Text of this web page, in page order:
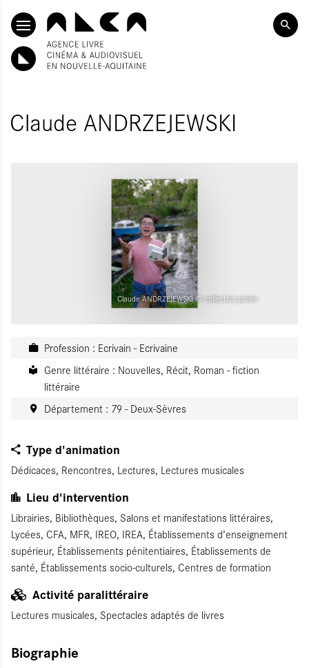
ALLER AU CONTENU PRINCIPAL
Claude ANDRZEJEWSKI
Claude ANDRZEJEWSKI © collection privée
Profession : Ecrivain - Ecrivaine
Genre littéraire : Nouvelles, Récit, Roman - fiction
littéraire
Département : 79 - Deux-Sèvres
Type d'animation
Dédicaces, Rencontres, Lectures, Lectures musicales
Lieu d'intervention
Librairies, Bibliothèques, Salons et manifestations littéraires,
Lycées, CFA, MFR, IREO, IREA, Établissements d’enseignement
supérieur, Établissements pénitentiaires, Établissements de
santé, Établissements socio-culturels, Centres de formation
Activité paralittéraire
Lectures musicales, Spectacles adaptés de livres
Biographie